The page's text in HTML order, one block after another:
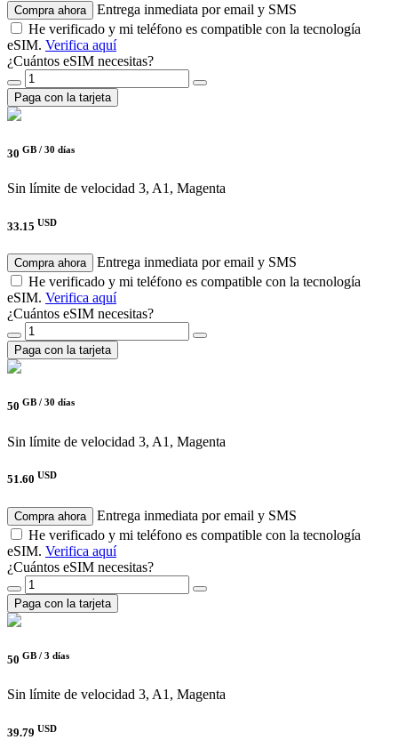
Compra ahora
Entrega inmediata por email y SMS
He verificado y mi teléfono es compatible con la tecnología
eSIM. Verifica aquí
¿Cuántos eSIM necesitas?
Paga con la tarjeta
30 GB / 30 días
Sin límite de velocidad 3, A1, Magenta
33.15 USD
Compra ahora
Entrega inmediata por email y SMS
He verificado y mi teléfono es compatible con la tecnología
eSIM. Verifica aquí
¿Cuántos eSIM necesitas?
Paga con la tarjeta
50 GB / 30 días
Sin límite de velocidad 3, A1, Magenta
51.60 USD
Compra ahora
Entrega inmediata por email y SMS
He verificado y mi teléfono es compatible con la tecnología
eSIM. Verifica aquí
¿Cuántos eSIM necesitas?
Paga con la tarjeta
50 GB / 3 días
Sin límite de velocidad 3, A1, Magenta
39.79 USD